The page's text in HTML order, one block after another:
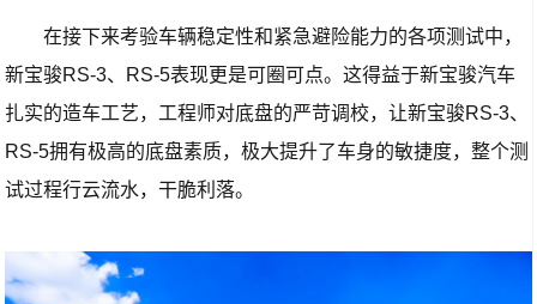
在接下来考验车辆稳定性和紧急避险能力的各项测试中，
新宝骏RS-3、RS-5表现更是可圈可点。这得益于新宝骏汽车
扎实的造车工艺，工程师对底盘的严苛调校，让新宝骏RS-3、
RS-5拥有极高的底盘素质，极大提升了车身的敏捷度，整个测
试过程行云流水，干脆利落。